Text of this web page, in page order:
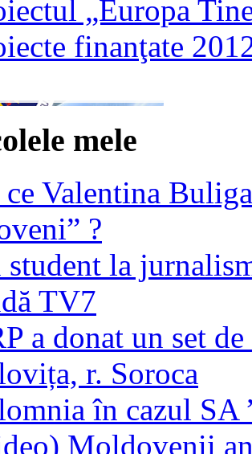
„Europa
finanţate
mele
ce Valentina
?
student la
TV7
a donat un set
r. Soroca
în cazul
Moldovenii